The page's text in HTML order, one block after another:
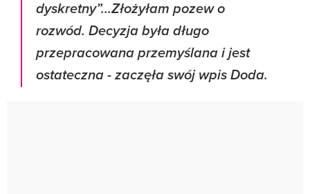
dyskretny”...Złożyłam pozew o
rozwód. Decyzja była długo
przepracowana przemyślana i jest
ostateczna - zaczęła swój wpis Doda.